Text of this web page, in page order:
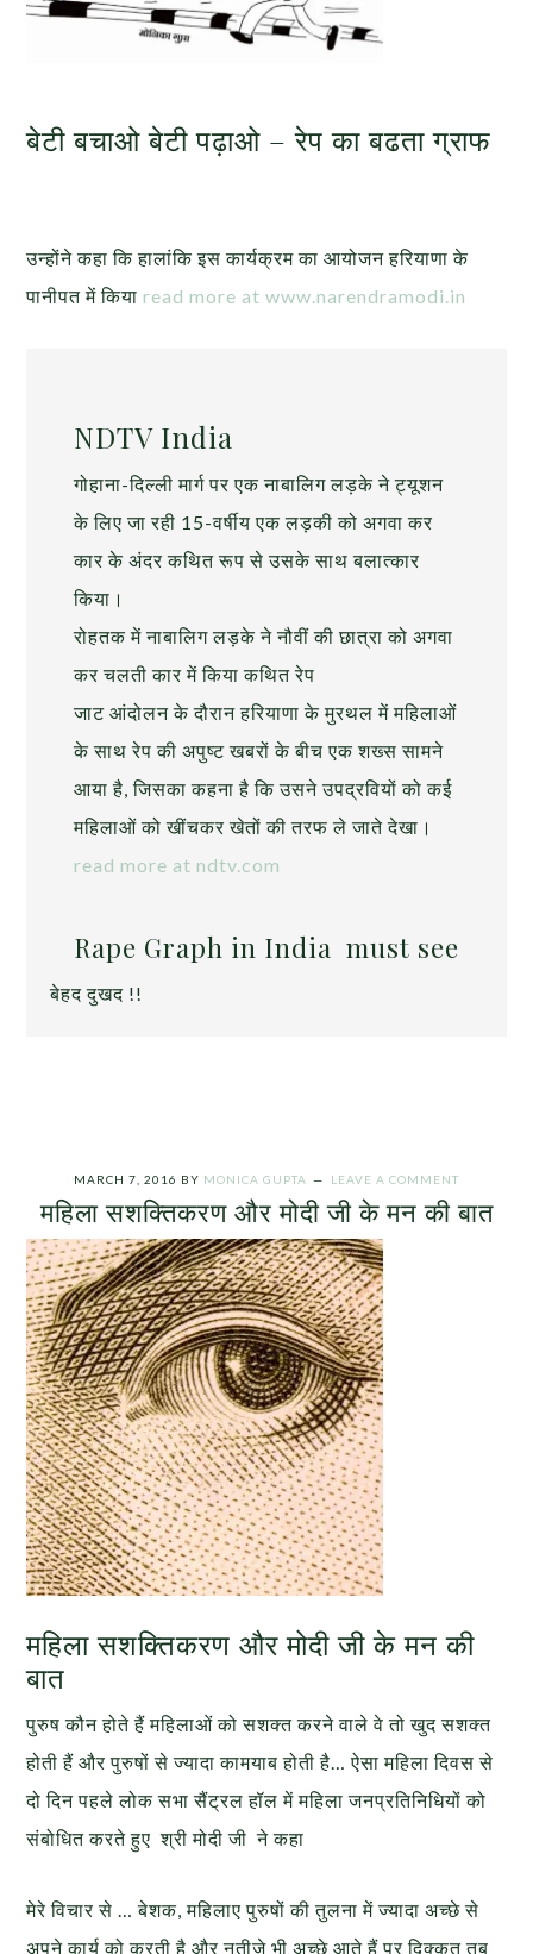
बेटी बचाओ बेटी पढ़ाओ – रेप का बढता ग्राफ
उन्होंने कहा कि हालांकि इस कार्यक्रम का आयोजन हरियाणा के
पानीपत में कियाread more at www.narendramodi.in
NDTV India
गोहाना-दिल्ली मार्ग पर एक नाबालिग लड़के ने ट्यूशन
के लिए जा रही 15-वर्षीय एक लड़की को अगवा कर
कार के अंदर कथित रूप से उसके साथ बलात्कार
किया।
रोहतक में नाबालिग लड़के ने नौवीं की छात्रा को अगवा
कर चलती कार में किया कथित रेप
जाट आंदोलन के दौरान हरियाणा के मुरथल में महिलाओं
के साथ रेप की अपुष्ट खबरों के बीच एक शख्स सामने
आया है, जिसका कहना है कि उसने उपद्रवियों को कई
महिलाओं को खींचकर खेतों की तरफ ले जाते देखा।
read more at ndtv.com
Rape Graph in India must see
बेहद दुखद !!
MARCH 7, 2016 BY MONICA GUPTA LEAVE A COMMENT
महिला सशक्तिकरण और मोदी जी के मन की बात
महिला सशक्तिकरण और मोदी जी के मन की
बात
पुरुष कौन होते हैं महिलाओं को सशक्त करने वाले वे तो खुद सशक्त
होती हैं और पुरुषों से ज्यादा कामयाब होती है… ऐसा महिला दिवस से
दो दिन पहले लोक सभा सैंट्रल हॉल में महिला जनप्रतिनिधियों को
संबोधित करते हुए श्री मोदी जी ने कहा
मेरे विचार से … बेशक, महिलाए पुरुषों की तुलना में ज्यादा अच्छे से
अपने कार्य को करती है और नतीजे भी अच्छे आते हैं पर दिक्कत तब